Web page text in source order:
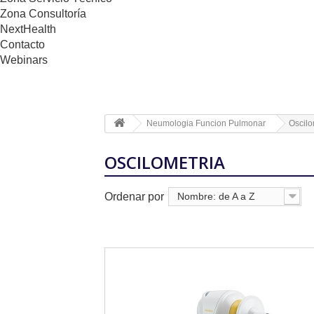
Zona Consultoría
NextHealth
Contacto
Webinars
Neumologia Funcion Pulmonar
OSCILOMETRIA
Ordenar por Nombre: de A a Z